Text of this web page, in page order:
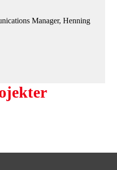
Manager, Henning